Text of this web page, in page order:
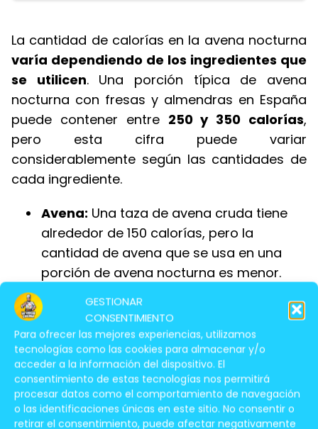
GESTIONAR
CONSENTIMIENTO
Para ofrecer las mejores experiencias, utilizamos
tecnologías como las cookies para almacenar y/o
acceder a la información del dispositivo. El
consentimiento de estas tecnologías nos permitirá
procesar datos como el comportamiento de navegación
o las identificaciones únicas en este sitio. No consentir o
retirar el consentimiento, puede afectar negativamente
La cantidad de calorías en la avena nocturna
varía dependiendo de los ingredientes que
se utilicen. Una porción típica de avena
nocturna con fresas y almendras en España
puede contener entre 250 y 350 calorías,
pero esta cifra puede variar
considerablemente según las cantidades de
cada ingrediente.
Avena: Una taza de avena cruda tiene
alrededor de 150 calorías, pero la
cantidad de avena que se usa en una
porción de avena nocturna es menor.
Fresas:Las fresas son una fruta baja en
calorías, con alrededor de 30 calorías
por taza. La cantidad de fresas que se
utilizan en la avena nocturna puede
variar, lo que puede afectar el contenido
calórico total.